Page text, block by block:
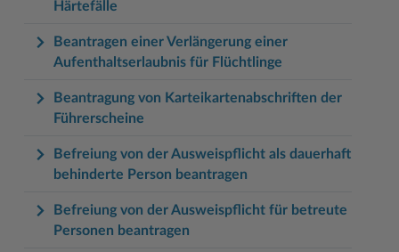
Härtefälle
Beantragen einer Verlängerung einer
Aufenthaltserlaubnis für Flüchtlinge
Beantragung von Karteikartenabschriften der
Führerscheine
Befreiung von der Ausweispflicht als dauerhaft
behinderte Person beantragen
Befreiung von der Ausweispflicht für betreute
Personen beantragen